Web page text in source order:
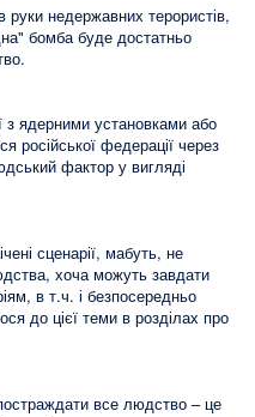
недержавних терористів,
бомба буде достатньо
з ядерними установками або
російської федерації через
фактор у вигляді
сценарії, мабуть, не
хоча можуть завдати
в т.ч. і безпосередньо
до цієї теми в розділах про
все людство – це